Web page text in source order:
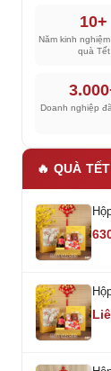
10+
Năm kinh
quà Tết
Doanh nghiệp
🔥 QUÀ